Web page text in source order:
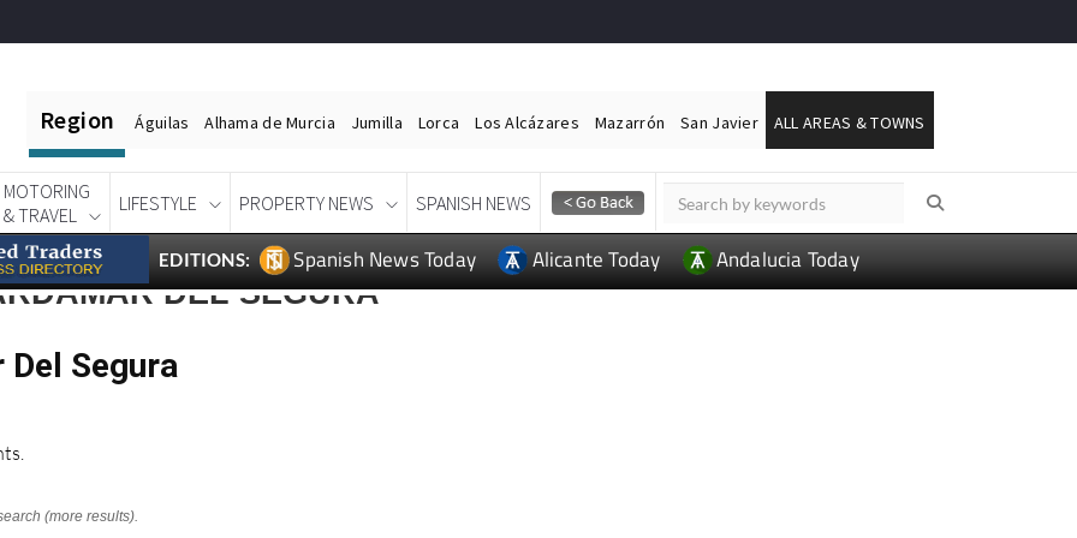
Region Águilas Alhama de Murcia Jumilla Lorca Los Alcázares Mazarrón San Javier ALL AREAS & TOWNS
MOTORING
& TRAVEL
LIFESTYLE PROPERTY NEWS SPANISH NEWS
EDITIONS: Spanish News Today Alicante Today Andalucia Today
DEL SEGURA
Segura
(more results).